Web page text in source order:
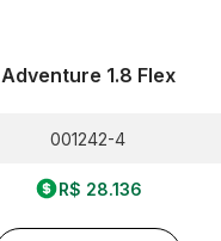
Adventure 1.8 Flex
001242-4
R$ 28.136